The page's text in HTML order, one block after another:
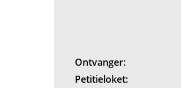
Ontvanger:
Petitieloket: